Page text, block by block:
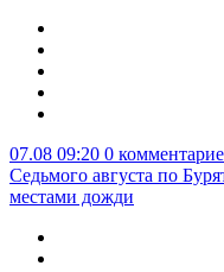
07.08 09:20 0
Седьмого августа по
местами дожди